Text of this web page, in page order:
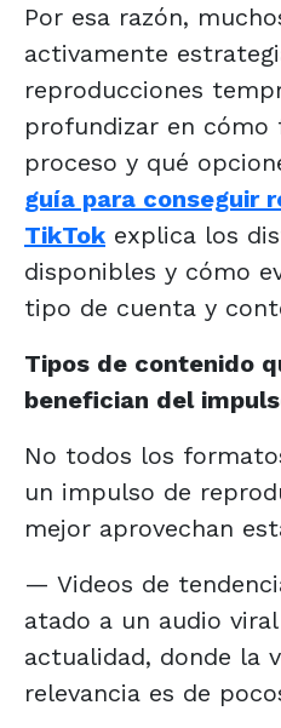
Por esa razón,
activamente
reproducciones
profundizar en cómo
proceso y qué
guía para conseguir
TikTok explica los
disponibles y cómo
tipo de cuenta y
Tipos de contenido
benefician del
No todos los
un impulso de
mejor aprovechan
— Videos de
atado a un audio
actualidad, donde la
relevancia es de